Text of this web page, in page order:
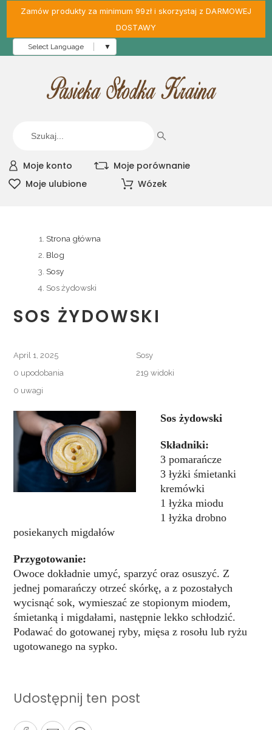
Zamów produkty za minimum 99zł i skorzystaj z DARMOWEJ
DOSTAWY
Select Language ▼
Moje konto
Moje porównanie
Moje ulubione
Wózek
Strona główna
Blog
Sosy
Sos żydowski
SOS ŻYDOWSKI
April 1, 2025
Sosy
0 upodobania
219 widoki
0 uwagi
Sos żydowski
Składniki:
3 pomarańcze
3 łyżki śmietanki
kremówki
1 łyżka miodu
1 łyżka drobno
posiekanych migdałów
Przygotowanie:
Owoce dokładnie umyć, sparzyć oraz osuszyć. Z
jednej pomarańczy otrzeć skórkę, a z pozostałych
wycisnąć sok, wymieszać ze stopionym miodem,
śmietanką i migdałami, następnie lekko schłodzić.
Podawać do gotowanej ryby, mięsa z rosołu lub ryżu
ugotowanego na sypko.
Udostępnij ten post